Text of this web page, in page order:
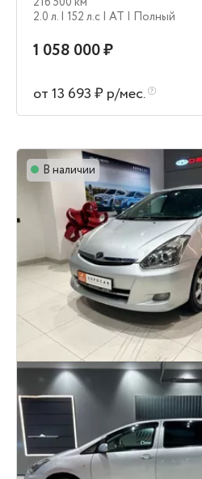
2.0 л. | 152 л.c | AT | Полный
1 058 000 ₽
от 13 693 ₽ р/мес.
В наличии